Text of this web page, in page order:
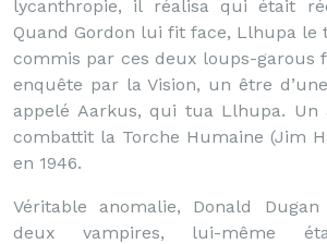
lycanthropie, il réalisa qui était
Quand Gordon lui fit face, Llhupa le
commis par ces deux loups-garous
enquête par la Vision, un être
appelé Aarkus, qui tua Llhupa. Un
combattit la Torche Humaine (Jim
en 1946.
Véritable anomalie, Donald
deux vampires, lui-même